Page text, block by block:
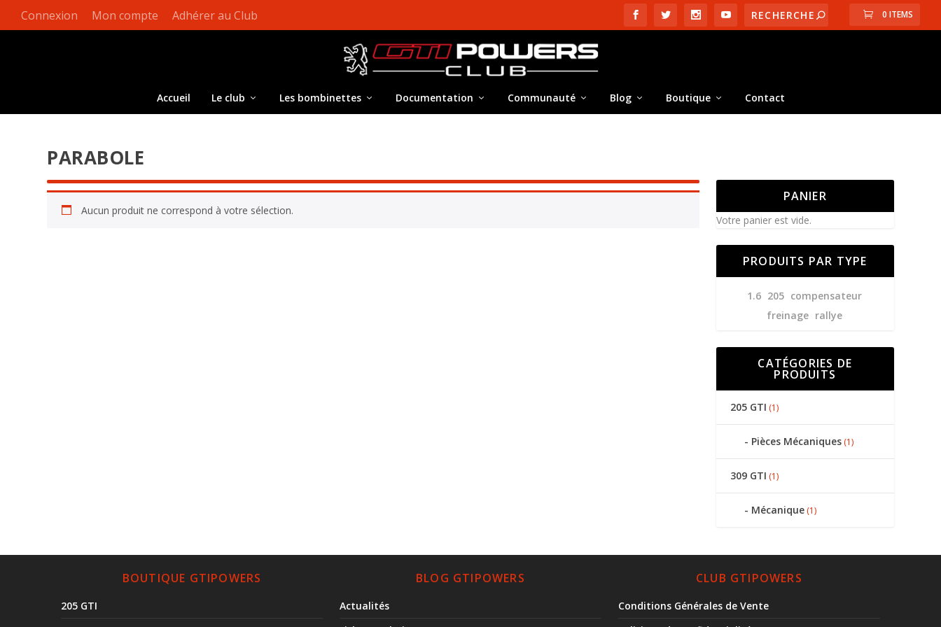
Connexion Mon compte Adhérer au Club 0 ITEMS
Accueil Le club Les bombinettes Documentation Communauté Blog Boutique Contact
PARABOLE
Aucun produit ne correspond à votre sélection.
PANIER
Votre panier est vide.
PRODUITS PAR TYPE
1.6 205 compensateur
freinage rallye
CATÉGORIES DE
PRODUITS
205 GTI (1)
Pièces Mécaniques (1)
309 GTI (1)
Mécanique (1)
BOUTIQUE GTIPOWERS
205 GTI
BLOG GTIPOWERS
Actualités
CLUB GTIPOWERS
Conditions Générales de Vente